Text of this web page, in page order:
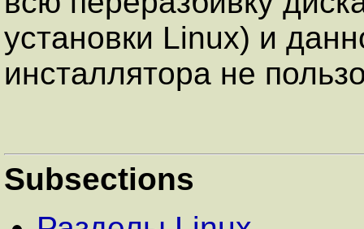
установки Linux) и
инсталлятора не
Subsections